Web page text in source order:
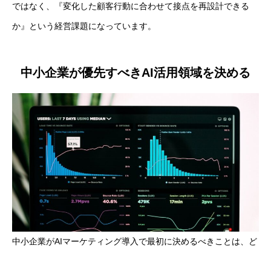
ではなく、『変化した顧客行動に合わせて接点を再設計できる
か』という経営課題になっています。
中小企業が優先すべきAI活用領域を決める
中小企業がAIマーケティング導入で最初に決めるべきことは、ど